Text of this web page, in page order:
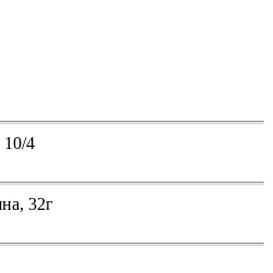
10/4
32г